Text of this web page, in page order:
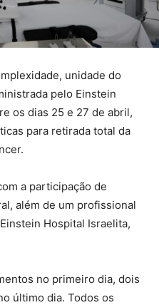
unidade do
pelo Einstein
os dias 25 e 27 de abril,
para retirada total da
a participação de
além de um profissional
Hospital Israelita,
no primeiro dia, dois
último dia. Todos os